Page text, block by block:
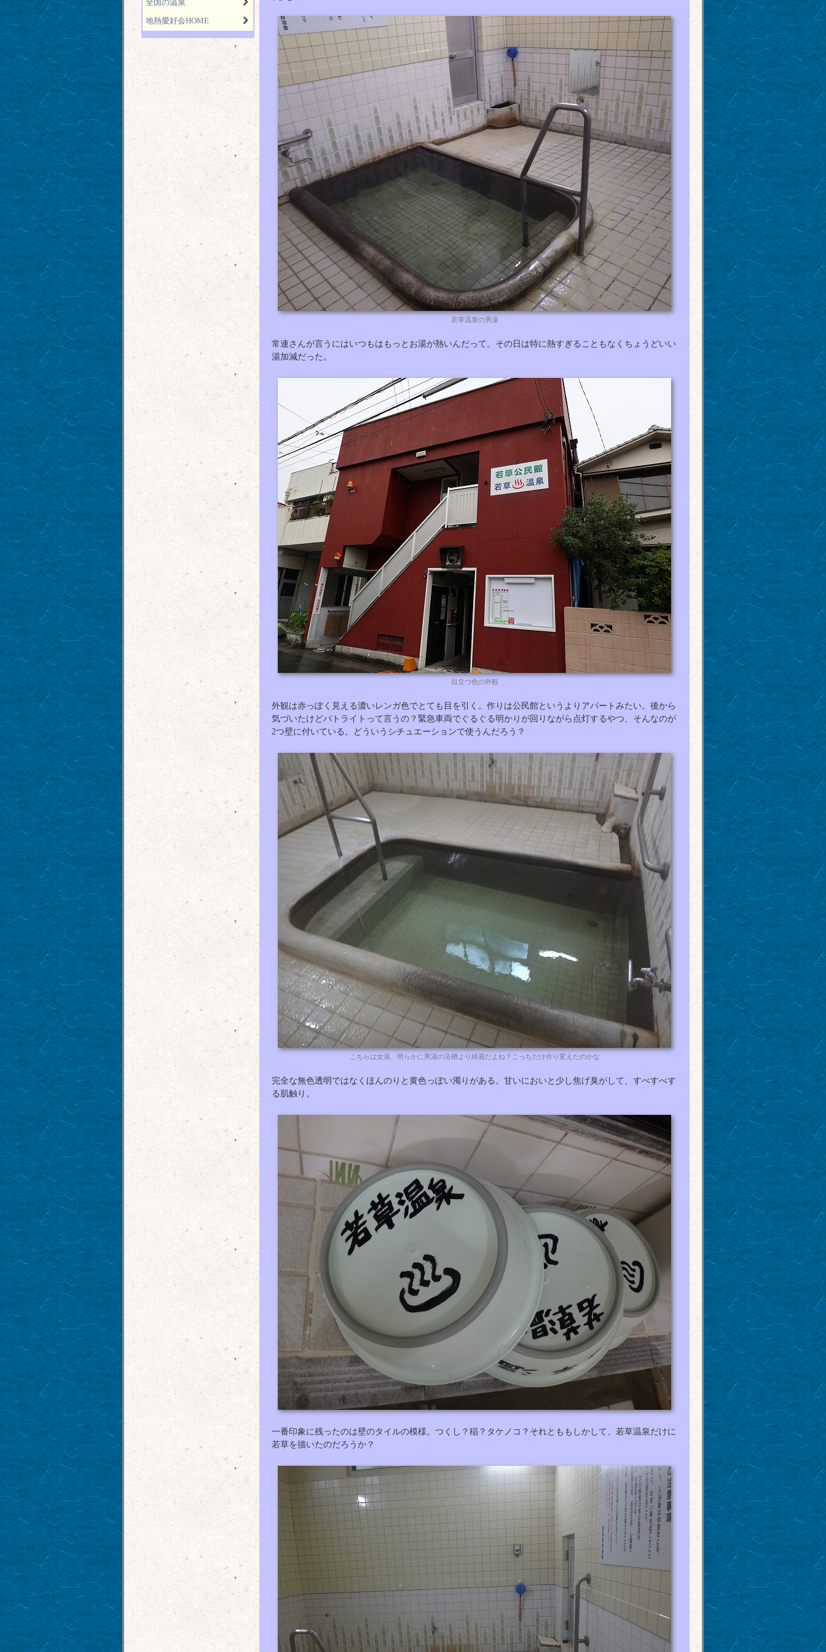
若草温泉の男湯
常連さんが言うにはいつもはもっとお湯が熱いんだって。その日は特に熱すぎることもなくちょうどいい
湯加減だった。
目立つ色の外観
外観は赤っぽく見える濃いレンガ色でとても目を引く。作りは公民館というよりアパートみたい。後から
気づいたけどパトライトって言うの？緊急車両でぐるぐる明かりが回りながら点灯するやつ、そんなのが
2つ壁に付いている。どういうシチュエーションで使うんだろう？
こちらは女湯、明らかに男湯の浴槽より綺麗だよね？こっちだけ作り変えたのかな
完全な無色透明ではなくほんのりと黄色っぽい濁りがある。甘いにおいと少し焦げ臭がして、すべすべす
る肌触り。
一番印象に残ったのは壁のタイルの模様。つくし？稲？タケノコ？それとももしかして、若草温泉だけに
若草を描いたのだろうか？